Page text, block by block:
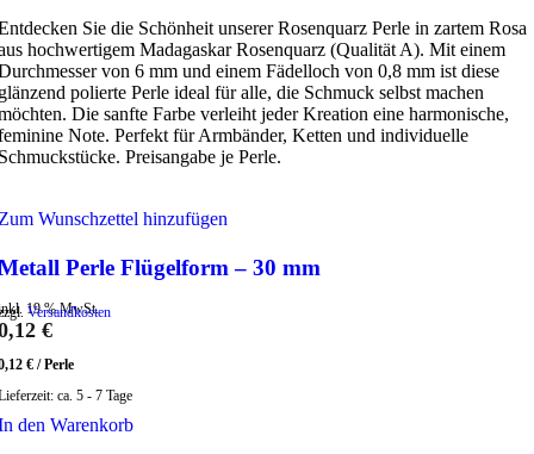
Sie die Schönheit unserer Rosenquarz Perle in zartem Rosa
hochwertigem Madagaskar Rosenquarz (Qualität A). Mit einem
von 6 mm und einem Fädelloch von 0,8 mm ist diese
polierte Perle ideal für alle, die Schmuck selbst machen
Die sanfte Farbe verleiht jeder Kreation eine harmonische,
Note. Perfekt für Armbänder, Ketten und individuelle
Preisangabe je Perle.
Wunschzettel hinzufügen
Perle Flügelform – 30 mm
19 % MwSt.
Versandkosten
€
€ /Perle
ca. 5 - 7 Tage
den Warenkorb